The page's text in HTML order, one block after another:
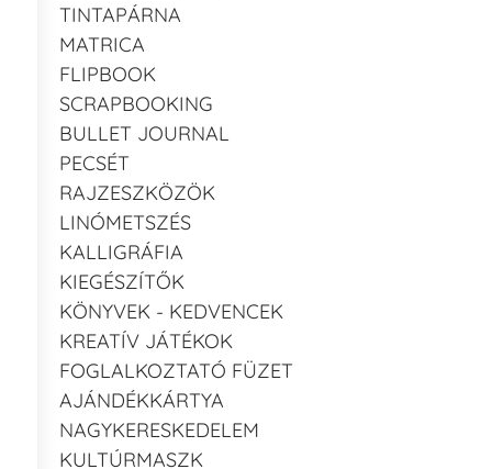
TINTAPÁRNA
MATRICA
FLIPBOOK
SCRAPBOOKING
BULLET JOURNAL
PECSÉT
RAJZESZKÖZÖK
LINÓMETSZÉS
KALLIGRÁFIA
KIEGÉSZÍTŐK
KÖNYVEK - KEDVENCEK
KREATÍV JÁTÉKOK
FOGLALKOZTATÓ FÜZET
AJÁNDÉKKÁRTYA
NAGYKERESKEDELEM
KULTÚRMASZK